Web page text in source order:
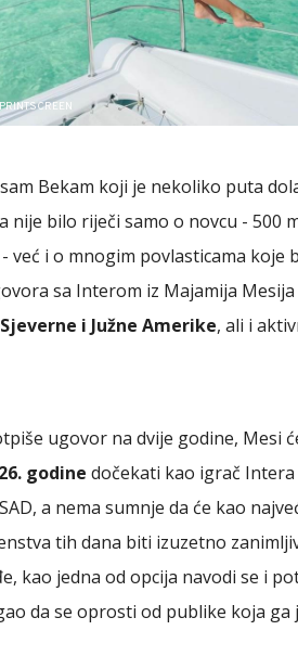
Bekam koji je nekoliko puta
nije bilo riječi samo o novcu - 500
već i o mnogim povlasticama koje
sa Interom iz Majamija Mesija
i Južne Amerike, ali i
ugovor na dvije godine, Mesi
godine dočekati kao igrač
a nema sumnje da će kao
tih dana biti izuzetno
kao jedna od opcija navodi se i
da se oprosti od publike koja ga